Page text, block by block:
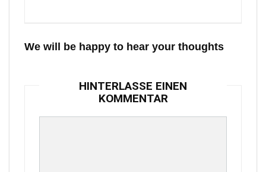
We will be happy to hear your thoughts
HINTERLASSE EINEN
KOMMENTAR